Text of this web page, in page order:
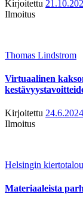
Kirjoitettu
Ilmoitus
Thomas Lindstrom
Virtuaalinen
Kirjoitettu 24.6.2024
Ilmoitus
Helsingin
Materiaaleista